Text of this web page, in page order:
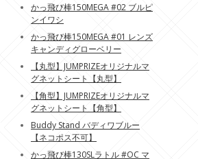
かっ飛び棒150MEGA #02 ブルピ
ンイワシ
かっ飛び棒150MEGA #01 レンズ
キャンディグローベリー
【丸型】JUMPRIZEオリジナルマ
グネットシート【丸型】
【角型】JUMPRIZEオリジナルマ
グネットシート【角型】
Buddy Stand バディワブルー
【ネコポス不可】
かっ飛び棒130SLラトル #OC マ